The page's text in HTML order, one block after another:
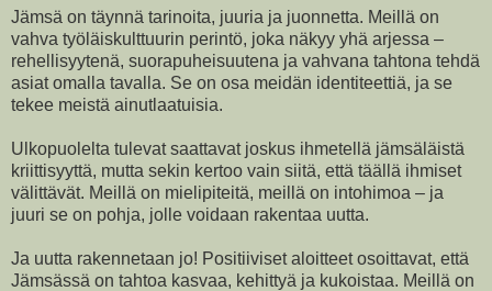
Jämsä on täynnä tarinoita, juuria ja juonnetta. Meillä on
vahva työläiskulttuurin perintö, joka näkyy yhä arjessa –
rehellisyytenä, suorapuheisuutena ja vahvana tahtona tehdä
asiat omalla tavalla. Se on osa meidän identiteettiä, ja se
tekee meistä ainutlaatuisia.
Ulkopuolelta tulevat saattavat joskus ihmetellä jämsäläistä
kriittisyyttä, mutta sekin kertoo vain siitä, että täällä ihmiset
välittävät. Meillä on mielipiteitä, meillä on intohimoa – ja
juuri se on pohja, jolle voidaan rakentaa uutta.
Ja uutta rakennetaan jo! Positiiviset aloitteet osoittavat, että
Jämsässä on tahtoa kasvaa, kehittyä ja kukoistaa. Meillä on